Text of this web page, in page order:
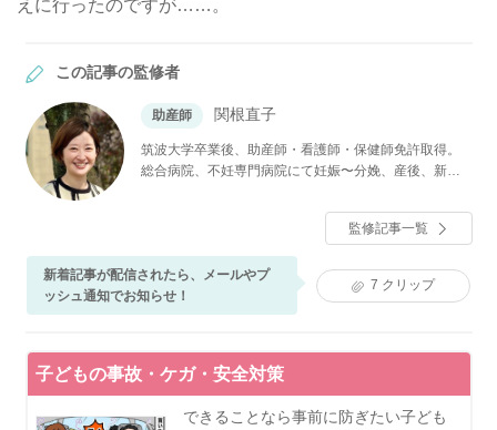
えに行ったのですが……。
この記事の監修者
助産師 関根直子
筑波大学卒業後、助産師・看護師・保健師免許取得。
総合病院、不妊専門病院にて妊娠〜分娩、産後、新生
ディセラピスト（ベビーマッサージ）資格あり。現在
は産科医院、母子専門訪問看護ステーションにて、入
院中だけでなく産後ケアや育児支援に従事。ベビーカ
レンダーでは、妊娠中や子育て期に寄り添い、分かり
やすくためになる記事作りを心がけている。自身も姉
妹の母として子育てに奮闘中。
監修記事一覧
新着記事が配信されたら、メールやプ
ッシュ通知でお知らせ！
7 クリップ
子どもの事故・ケガ・安全対策
できることなら事前に防ぎたい子ども